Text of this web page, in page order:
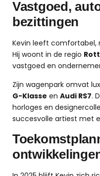
Vastgoed,
bezittingen
Kevin leeft comfortabel,
Hij woont in de regio
vastgoed en
Zijn wagenpark omvat
G-Klasse en Audi RS7.
horloges en
succesvolle artiest met